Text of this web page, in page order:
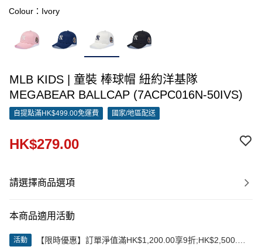
Colour：Ivory
MLB KIDS | 童裝 棒球帽 紐約洋基隊
MEGABEAR BALLCAP (7ACPC016N-50IVS)
自提點滿HK$499.00免運費 國家/地區配送
HK$279.00
請選擇商品選項
本商品適用活動
活動
【限時優惠】訂單淨值滿HK$1,200.00享9折;HK$2,500.00